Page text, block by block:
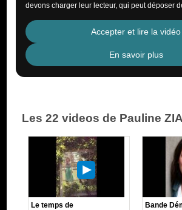
devons charger leur lecteur, qui peut déposer
Accepter et lire la vidéo
En savoir plus
Les 22 videos de Pauline
Le temps de Bande